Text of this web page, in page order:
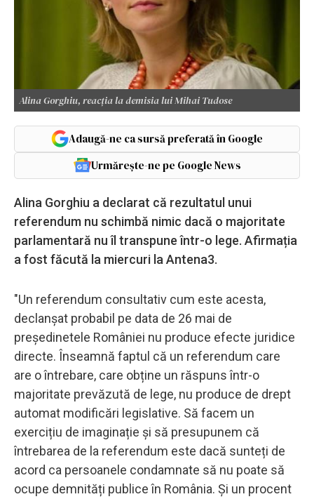
Alina Gorghiu, reacția la demisia lui Mihai Tudose
Adaugă-ne ca sursă preferată în Google
Urmărește-ne pe Google News
Alina Gorghiu a declarat că rezultatul unui
referendum nu schimbă nimic dacă o majoritate
parlamentară nu îl transpune într-o lege. Afirmația
a fost făcută la miercuri la Antena3.
"Un referendum consultativ cum este acesta,
declanșat probabil pe data de 26 mai de
președinetele României nu produce efecte juridice
directe. Înseamnă faptul că un referendum care
are o întrebare, care obține un răspuns într-o
majoritate prevăzută de lege, nu produce de drept
automat modificări legislative. Să facem un
exercițiu de imaginație și să presupunem că
întrebarea de la referendum este dacă sunteți de
acord ca persoanele condamnate să nu poate să
ocupe demnități publice în România. Și un procent